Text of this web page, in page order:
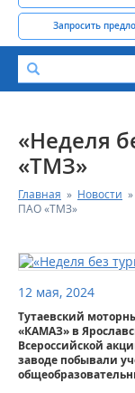
Запросить
КАТАЛОГ
ЗАПАСНЫЕ ЧАСТИ
РЕМОНТ
ФИНАНСОВЫЙ
«Неделя
«ТМЗ»
Главная » Новости »
ПАО «ТМЗ»
12 мая, 2024
Тутаевский
«КАМАЗ» в
Всероссийской
заводе побывали